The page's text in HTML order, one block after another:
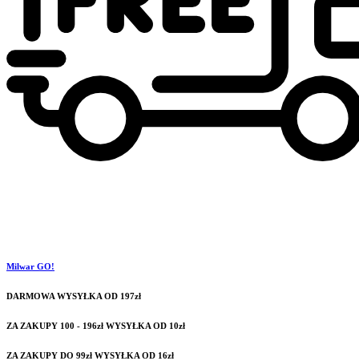
Milwar GO!
DARMOWA WYSYŁKA OD 197zł
ZA ZAKUPY 100 - 196zł WYSYŁKA OD 10zł
ZA ZAKUPY DO 99zł WYSYŁKA OD 16zł